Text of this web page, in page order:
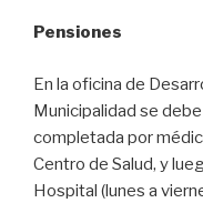
Pensiones
En la oficina de
Municipalidad se
completada por
Centro de Salud, y
Hospital (lunes a